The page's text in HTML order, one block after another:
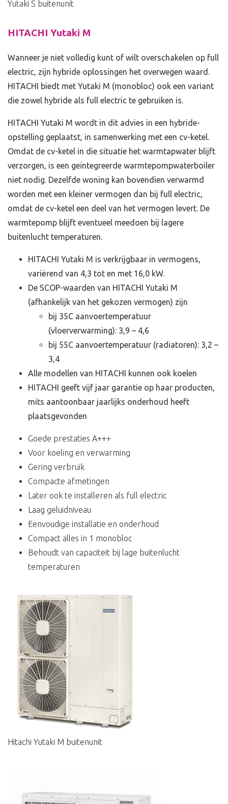
Yutaki S buitenunit
HITACHI Yutaki M
Wanneer je niet volledig kunt of wilt overschakelen op full
electric, zijn hybride oplossingen het overwegen waard.
HITACHI biedt met Yutaki M (monobloc) ook een variant
die zowel hybride als full electric te gebruiken is.
HITACHI Yutaki M wordt in dit advies in een hybride-
opstelling geplaatst, in samenwerking met een cv-ketel.
Omdat de cv-ketel in die situatie het warmtapwater blijft
verzorgen, is een geïntegreerde warmtepompwaterboiler
niet nodig. Dezelfde woning kan bovendien verwarmd
worden met een kleiner vermogen dan bij full electric,
omdat de cv-ketel een deel van het vermogen levert. De
warmtepomp blijft eventueel meedoen bij lagere
buitenlucht temperaturen.
HITACHI Yutaki M is verkrijgbaar in vermogens,
variërend van 4,3 tot en met 16,0 kW.
De SCOP-waarden van HITACHI Yutaki M
(afhankelijk van het gekozen vermogen) zijn
bij 35C aanvoertemperatuur
(vloerverwarming): 3,9 – 4,6
bij 55C aanvoertemperatuur (radiatoren): 3,2 –
3,4
Alle modellen van HITACHI kunnen ook koelen
HITACHI geeft vijf jaar garantie op haar producten,
mits aantoonbaar jaarlijks onderhoud heeft
plaatsgevonden
Goede prestaties A+++
Voor koeling en verwarming
Gering verbruik
Compacte afmetingen
Later ook te installeren als full electric
Laag geluidniveau
Eenvoudige installatie en onderhoud
Compact alles in 1 monobloc
Behoudt van capaciteit bij lage buitenlucht
temperaturen
Hitachi Yutaki M buitenunit